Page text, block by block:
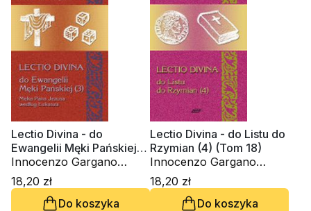
Lectio Divina - do
Ewangelii Męki Pańskiej
(3) (Tom 19)
Innocenzo Gargano
OSBCam.
18,20 zł
Do koszyka
Lectio Divina - do Listu do
Rzymian (4) (Tom 18)
Innocenzo Gargano
OSBCam.
18,20 zł
Do koszyka